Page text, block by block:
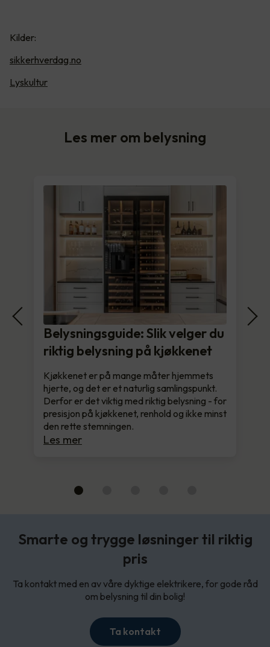
Kilder:
sikkerhverdag.no
Lyskultur
Les mer om belysning
Belysningsguide: Slik velger du
riktig belysning på kjøkkenet
Kjøkkenet er på mange måter hjemmets
hjerte, og det er et naturlig samlingspunkt.
Derfor er det viktig med riktig belysning - for
presisjon på kjøkkenet, renhold og ikke minst
den rette stemningen.
Les mer
Smarte og trygge løsninger til riktig
pris
Ta kontakt med en av våre dyktige elektrikere, for gode råd
om belysning til din bolig!
Ta kontakt